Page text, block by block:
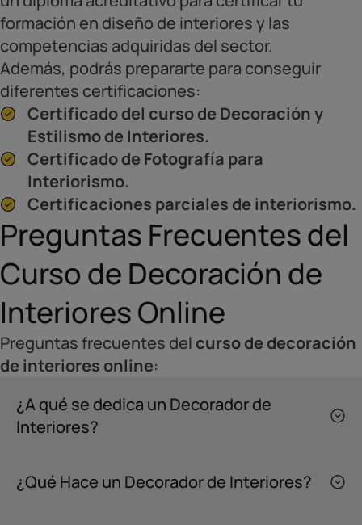
formación en diseño de interiores y las
competencias adquiridas del sector.
Además, podrás prepararte para conseguir
diferentes certificaciones:
Certificado del curso de Decoración y
Estilismo de Interiores.
Certificado de Fotografía para
Interiorismo.
Certificaciones parciales de interiorismo.
Preguntas Frecuentes del
Curso de Decoración de
Interiores Online
Preguntas frecuentes del curso de decoración
de interiores online:
¿A qué se dedica un Decorador de
Interiores?
¿Qué Hace un Decorador de Interiores?